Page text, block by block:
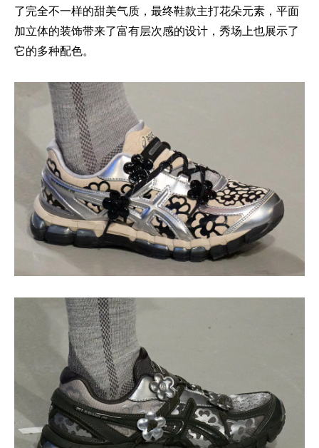
了完全不一样的甜美气质，最终鞋款主打花朵元素，平面
加立体的装饰带来了富有层次感的设计，秀场上也展示了
它的多种配色。